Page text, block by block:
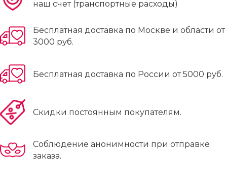
наш счет (транспортные расходы)
Бесплатная доставка по Москве и области от
3000 руб.
Бесплатная доставка по России от 5000 руб.
Скидки постоянным покупателям.
Соблюдение анонимности при отправке
заказа.